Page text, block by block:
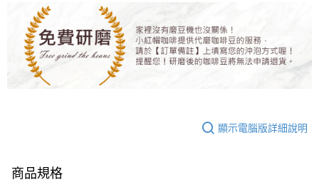
【注意事項】
１．透過由恩沛科技股份有限公司提供之「AFTEE先享後付」服務完成之交
易，需依本服務之必要範圍內提供個人資料，並將交易相關給付款項請求債
權轉讓予恩沛科技股份有限公司。
２．關於個人資料處理事宜，請瀏覽以下網址：
https://aftee.tw/terms/#terms3
４．使用「AFTEE先享後付」時，將依據個別帳號之用戶狀況，依本公司即
５．嚴禁一人註冊多個帳號或使用他人資訊註冊。若發現惡意使用之情形，
每筆NT$200，滿NT$1,500(含以上)免運費
付款後門市自取
免運費
貨到付款
查看運費
顯示電腦版詳細說明
商品規格